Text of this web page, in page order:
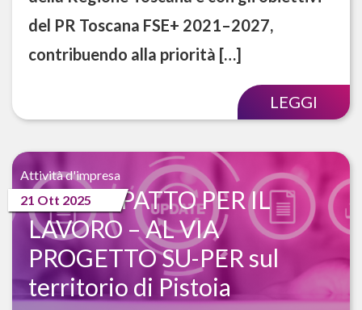
del PR Toscana FSE+ 2021–2027,
contribuendo alla priorità […]
LEGGI
Attività d'impresa
21 Ott 2025
NUOVO PATTO PER IL
LAVORO – AL VIA
PROGETTO SU-PER sul
territorio di Pistoia